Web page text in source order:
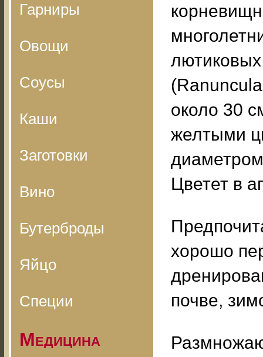
Гарниры
Овощи
Соусы
Каши
Заготовки
Вино
Бутерброды
Яйцо
Специи
Медицина
лютиковых
около 30
желтыми
Цветет в
хорошо
почве,